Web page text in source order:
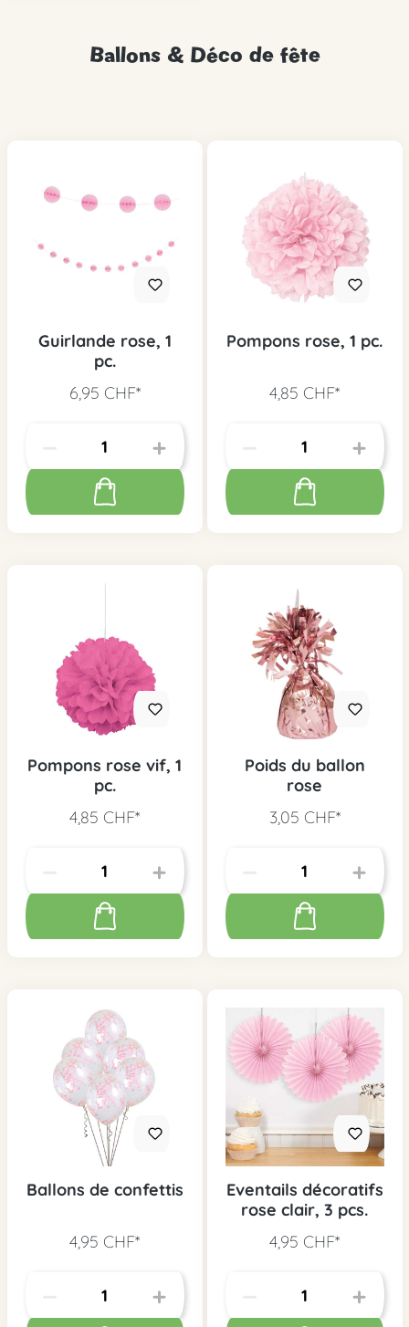
Ballons & Déco de fête
Guirlande rose, 1
pc.
6,95 CHF*
Pompons rose, 1 pc.
4,85 CHF*
Pompons rose vif, 1
pc.
4,85 CHF*
Poids du ballon
rose
3,05 CHF*
Ballons de confettis
4,95 CHF*
Eventails décoratifs
rose clair, 3 pcs.
4,95 CHF*